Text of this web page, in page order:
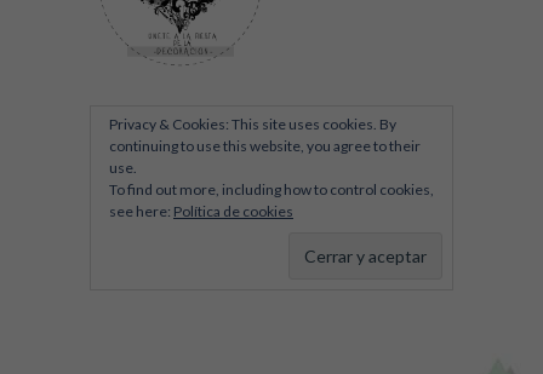
Privacy & Cookies: This site uses cookies. By
continuing to use this website, you agree to their
use.
To find out more, including how to control cookies,
see here: Política de cookies